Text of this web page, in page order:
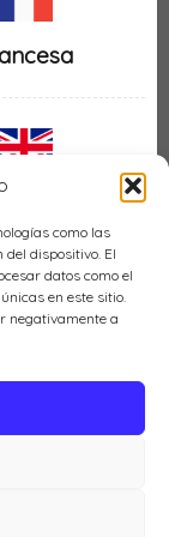
como las
dispositivo. El
datos como el
en este sitio.
negativamente a